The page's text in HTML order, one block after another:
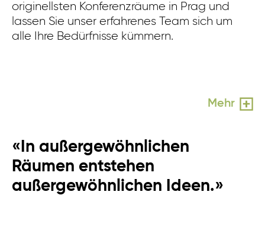
originellsten Konferenzräume in Prag und
lassen Sie unser erfahrenes Team sich um
alle Ihre Bedürfnisse kümmern.
Mehr
«In außergewöhnlichen
Räumen entstehen
außergewöhnlichen Ideen.»